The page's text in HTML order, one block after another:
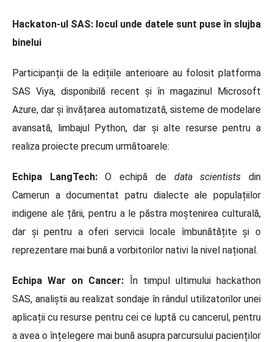
Hackaton-ul SAS: locul unde datele sunt puse în slujba
binelui
Participanții de la edițiile anterioare au folosit platforma
SAS Viya, disponibilă recent și în magazinul Microsoft
Azure, dar și învățarea automatizată, sisteme de modelare
avansată, limbajul Python, dar și alte resurse pentru a
realiza proiecte precum următoarele:
Echipa LangTech:O echipă de data scientists din
Camerun a documentat patru dialecte ale populațiilor
indigene ale țării, pentru a le păstra moștenirea culturală,
dar și pentru a oferi servicii locale îmbunătățite și o
reprezentare mai bună a vorbitorilor nativi la nivel național.
Echipa War on Cancer: În timpul ultimului hackathon
SAS, analiștii au realizat sondaje în rândul utilizatorilor unei
aplicații cu resurse pentru cei ce luptă cu cancerul, pentru
a avea o înțelegere mai bună asupra parcursului pacienților